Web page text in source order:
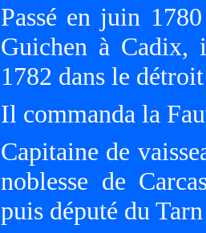
Passé en juin
Guichen à
1782 dans le
Il commanda la
Capitaine de
noblesse de
puis député du